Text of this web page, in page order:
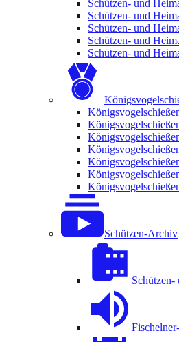
Schützen- und
Schützen- und
Schützen- und
Schützen- und
Schützen- und
Schützen-Archiv
Schützen-